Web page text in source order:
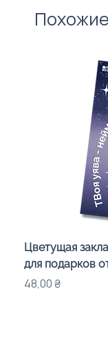
Цветущая
для подарков
Цена
48,00 ₴